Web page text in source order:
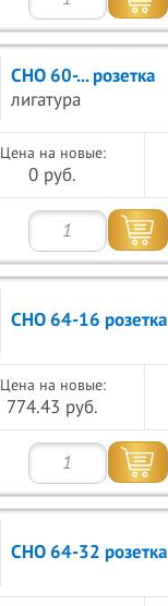
СНО 60-... розетка
лигатура
Цена на новые:
0 руб.
СНО 64-16 розетка
Цена на новые:
774.43 руб.
СНО 64-32 розетка